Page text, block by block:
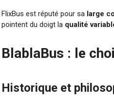
FlixBus est réputé pour sa large
pointent du doigt la qualité
BlablaBus : le
Historique et